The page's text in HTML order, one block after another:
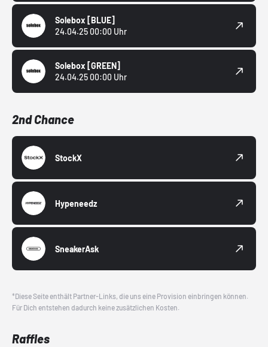
Solebox [BLUE]
24.04.25 00:00 Uhr
Solebox [GREEN]
24.04.25 00:00 Uhr
2nd Chance
StockX
Hypeneedz
SneakerAsk
*Diese Seite enthält Partner-Links, die uns eine Provision einbringen können.
Für Dich entstehen dadurch keine zusätzlichen Kosten.
Raffles